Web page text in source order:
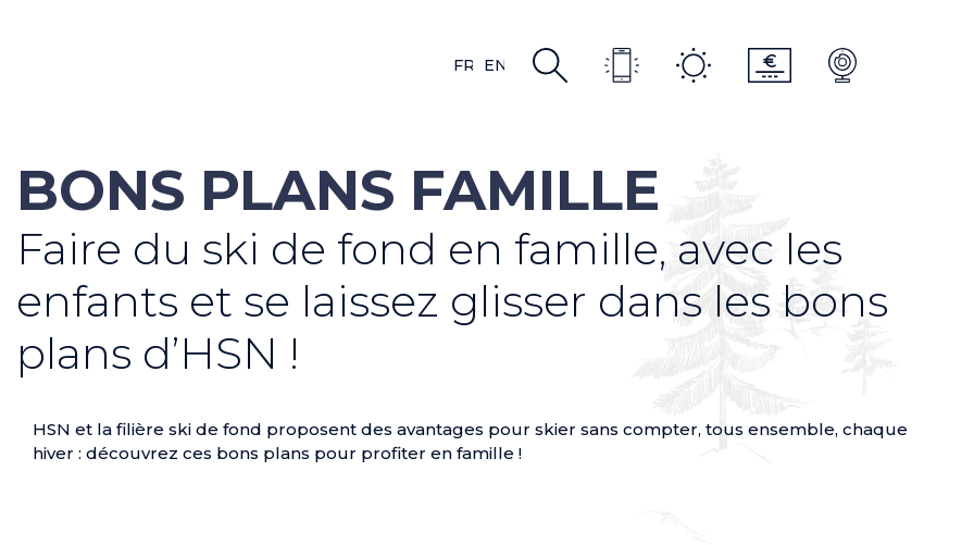
FR FR
EN
BONS PLANS FAMILLE
Faire du ski de fond en famille, avec les
enfants et se laissez glisser dans les bons
plans d’HSN !
HSN et la filière ski de fond proposent des avantages pour skier sans compter, tous ensemble, chaque
hiver : découvrez ces bons plans pour profiter en famille !